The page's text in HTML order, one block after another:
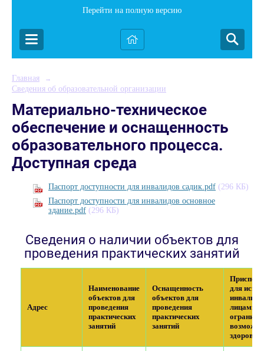
Перейти на полную версию
Главная →
Сведения об образовательной организации
Материально-техническое
обеспечение и оснащенность
образовательного процесса.
Доступная среда
Паспорт доступности для инвалидов садик.pdf (296 КБ)
Паспорт доступности для инвалидов основное
здание.pdf (296 КБ)
Сведения о наличии объектов для
проведения практических занятий
Адрес
Наименование
объектов для
проведения
практических
занятий
Оснащенность
объектов для
проведения
практических
занятий
для
лицами с
здоровья